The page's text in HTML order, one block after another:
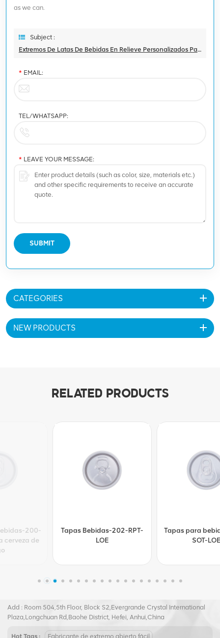
as we can.
Subject :
Extremos De Latas De Bebidas En Relieve Personalizados Para Bebidas
* EMAIL:
TEL/WHATSAPP:
* LEAVE YOUR MESSAGE:
SUBMIT
CATEGORIES
NEW PRODUCTS
RELATED PRODUCTS
Tapas Bebidas-202-RPT-
Tapas para bebidas-202-
+8617855139217
Add : Room 504,5th Floor, Block S2,Evergrande Crystal International
Plaza,Longchuan Rd,Baohe District, Hefei, Anhui,China
Hot Tags : Fabricante de extremo abierto fácil